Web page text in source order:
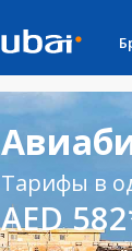
Тарифы в
AED